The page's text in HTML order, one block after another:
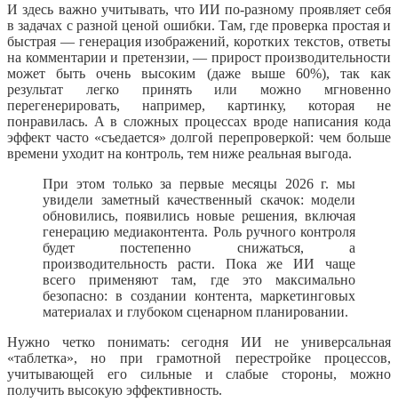
И здесь важно учитывать, что ИИ по-разному проявляет себя
в задачах с разной ценой ошибки. Там, где проверка простая и
быстрая — генерация изображений, коротких текстов, ответы
на комментарии и претензии, — прирост производительности
может быть очень высоким (даже выше 60%), так как
результат легко принять или можно мгновенно
перегенерировать, например, картинку, которая не
понравилась. А в сложных процессах вроде написания кода
эффект часто «съедается» долгой перепроверкой: чем больше
времени уходит на контроль, тем ниже реальная выгода.
При этом только за первые месяцы 2026 г. мы
увидели заметный качественный скачок: модели
обновились, появились новые решения, включая
генерацию медиаконтента. Роль ручного контроля
будет постепенно снижаться, а
производительность расти. Пока же ИИ чаще
всего применяют там, где это максимально
безопасно: в создании контента, маркетинговых
материалах и глубоком сценарном планировании.
Нужно четко понимать: сегодня ИИ не универсальная
«таблетка», но при грамотной перестройке процессов,
учитывающей его сильные и слабые стороны, можно
получить высокую эффективность.